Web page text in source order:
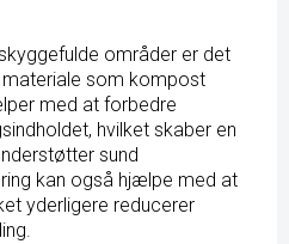
områder er det
som kompost
med at forbedre
hvilket skaber en
sund
kan også hjælpe med at
yderligere reducerer